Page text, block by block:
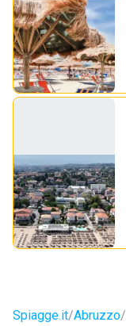
Spiagge.it Abruzzo